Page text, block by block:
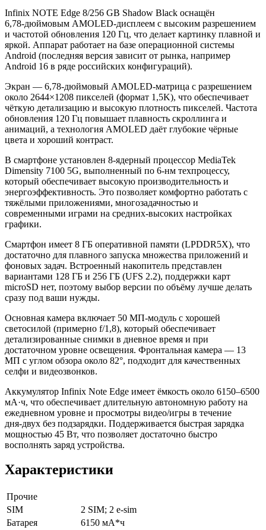
Infinix NOTE Edge 8/256 GB Shadow Black оснащён
6,78‑дюймовым AMOLED‑дисплеем с высоким разрешением
и частотой обновления 120 Гц, что делает картинку плавной и
яркой. Аппарат работает на базе операционной системы
Android (последняя версия зависит от рынка, например
Android 16 в ряде российских конфигураций).
Экран — 6,78‑дюймовый AMOLED‑матрица с разрешением
около 2644×1208 пикселей (формат 1,5K), что обеспечивает
чёткую детализацию и высокую плотность пикселей. Частота
обновления 120 Гц повышает плавность скроллинга и
анимаций, а технология AMOLED даёт глубокие чёрные
цвета и хороший контраст.
В смартфоне установлен 8‑ядерный процессор MediaTek
Dimensity 7100 5G, выполненный по 6‑нм техпроцессу,
который обеспечивает высокую производительность и
энергоэффективность. Это позволяет комфортно работать с
тяжёлыми приложениями, многозадачностью и
современными играми на средних‑высоких настройках
графики.
Смартфон имеет 8 ГБ оперативной памяти (LPDDR5X), что
достаточно для плавного запуска множества приложений и
фоновых задач. Встроенный накопитель представлен
вариантами 128 ГБ и 256 ГБ (UFS 2.2), поддержки карт
microSD нет, поэтому выбор версии по объёму лучше делать
сразу под ваши нужды.
Основная камера включает 50 МП‑модуль с хорошей
светосилой (примерно f/1,8), который обеспечивает
детализированные снимки в дневное время и при
достаточном уровне освещения. Фронтальная камера — 13
МП с углом обзора около 82°, подходит для качественных
селфи и видеозвонков.
Аккумулятор Infinix Note Edge имеет ёмкость около 6150–6500
мА·ч, что обеспечивает длительную автономную работу на
ежедневном уровне и просмотры видео/игры в течение
дня‑двух без подзарядки. Поддерживается быстрая зарядка
мощностью 45 Вт, что позволяет достаточно быстро
восполнять заряд устройства.
Характеристики
Прочие
SIM
2 SIM; 2 e-sim
Батарея
6150 мА*ч